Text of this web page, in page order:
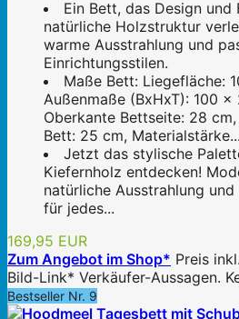
Ein Bett, das Design
natürliche Holzstruktur
warme Ausstrahlung und
Einrichtungsstilen.
Maße Bett: Liegefläche:
Außenmaße (BxHxT): 100
Oberkante Bettseite: 28
Bett: 25 cm, Materialstärke...
Jetzt das stylische
Kiefernholz entdecken!
natürliche Ausstrahlung
für jedes...
169,95 EUR
Zum Angebot im Shop* Preis
Bild-Link* Verkäufer-Aussagen.
Bestseller Nr. 9